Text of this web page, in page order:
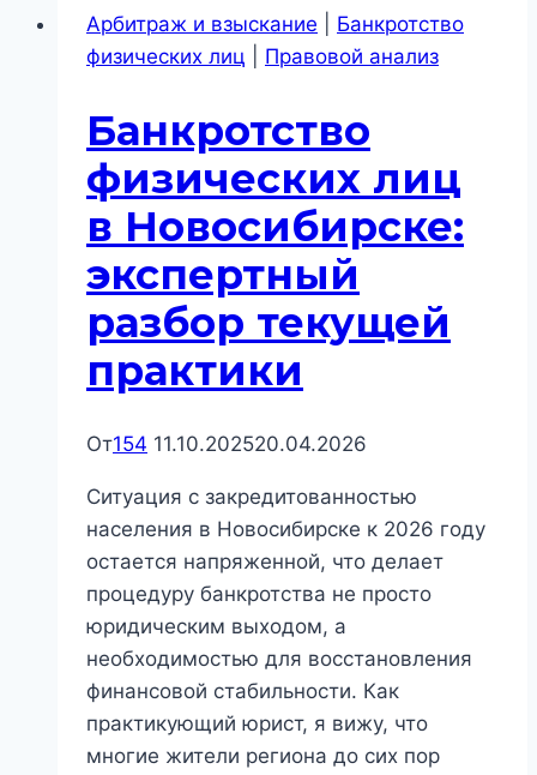
Арбитраж и взыскание
Банкротство
физических лиц
Правовой анализ
Банкротство
физических лиц
в Новосибирске:
экспертный
разбор текущей
практики
От154 11.10.202520.04.2026
Ситуация с закредитованностью
населения в Новосибирске к 2026 году
остается напряженной, что делает
процедуру банкротства не просто
юридическим выходом, а
необходимостью для восстановления
финансовой стабильности. Как
практикующий юрист, я вижу, что
многие жители региона до сих пор